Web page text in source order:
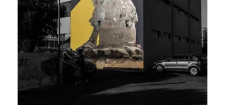
ΔΗΜΟΤΗΣ
ΕΠΙΣΚΕΠΤΗΣ
ΗΡΑΚΛΕΙΟ